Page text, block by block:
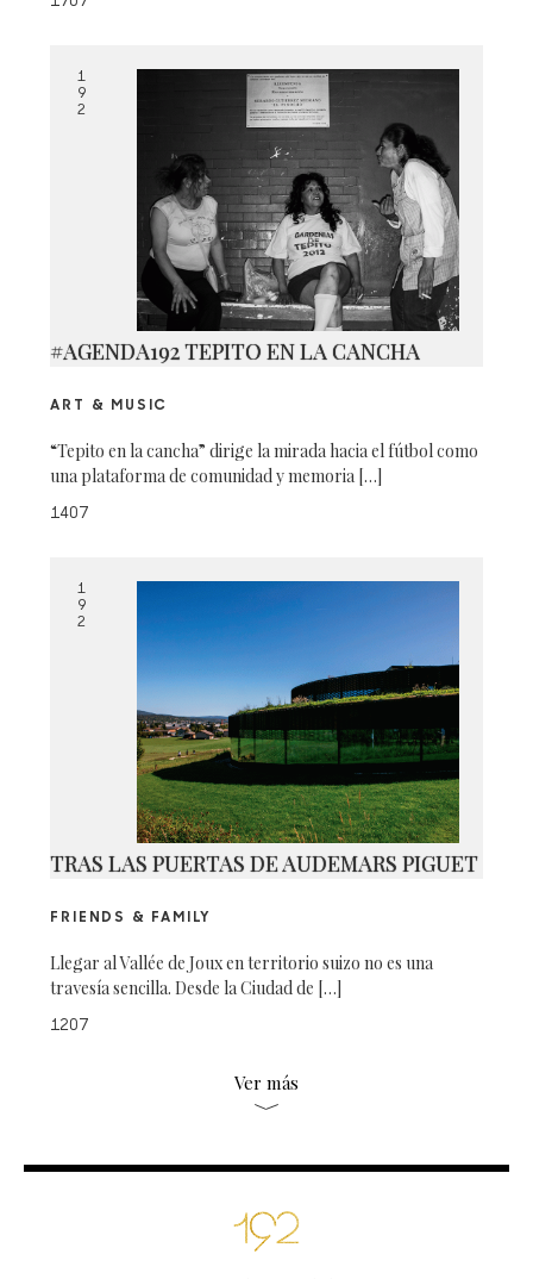
1
9
2
#AGENDA192 TEPITO EN LA CANCHA
ART & MUSIC
“Tepito en la cancha” dirige la mirada hacia el fútbol como
una plataforma de comunidad y memoria […]
1407
1
9
2
TRAS LAS PUERTAS DE AUDEMARS PIGUET
FRIENDS & FAMILY
Llegar al Vallée de Joux en territorio suizo no es una
travesía sencilla. Desde la Ciudad de […]
1207
Ver más